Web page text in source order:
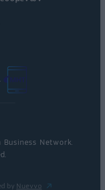
Business Network.
by Nuevvo